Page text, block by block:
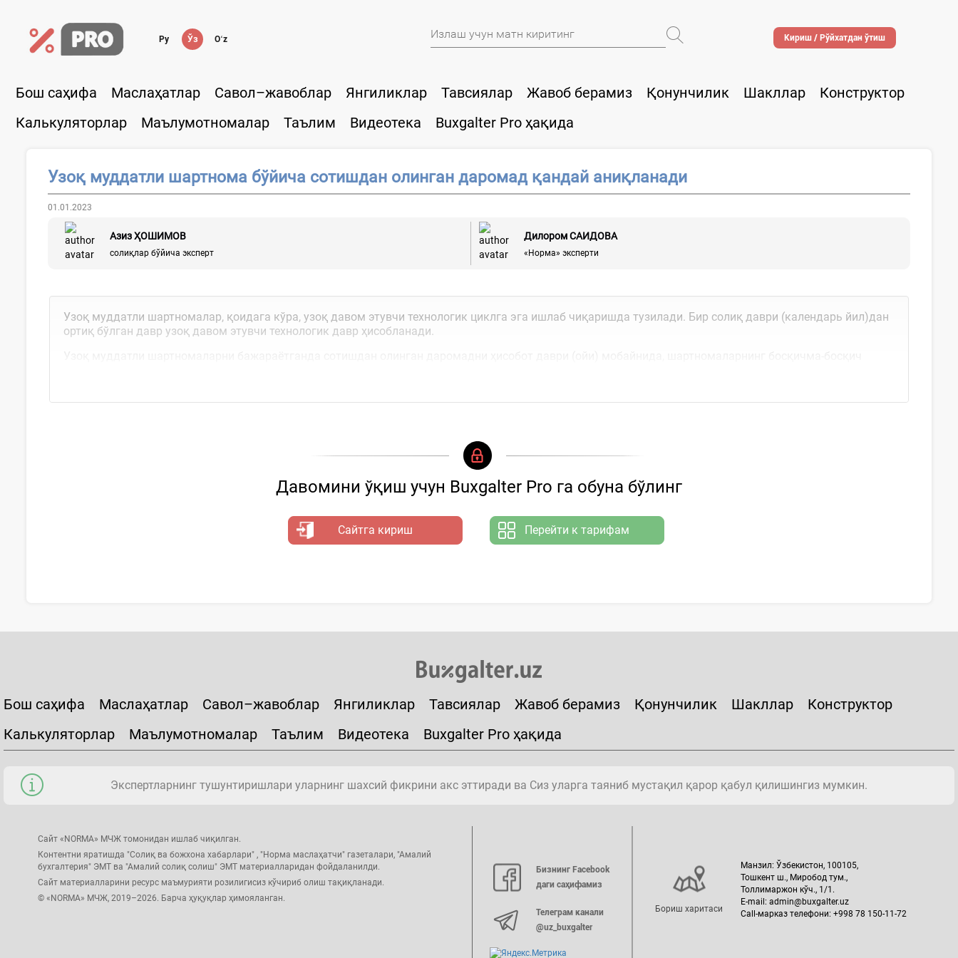
Ру Ўз Oʻz Кириш / Рўйхатдан ўтиш
Бош саҳифа Маслаҳатлар Савол–жавоблар Янгиликлар Тавсиялар Жавоб берамиз Қонунчилик Шакллар
Конструктор
Калькуляторлар
Маълумотномалар Таълим Видеотека Buxgalter Pro ҳақида
Узоқ муддатли шартнома бўйича сотишдан олинган даромад қандай аниқланади
01.01.2023
Азиз ҲОШИМОВ
солиқлар бўйича эксперт
Дилором САИДОВА
«Норма» эксперти
Узоқ муддатли шартномалар, қоидага кўра, узоқ давом этувчи технологик циклга эга ишлаб чиқаришда тузилади. Бир солиқ даври (календарь йил)дан
ортиқ бўлган давр узоқ давом этувчи технологик давр ҳисобланади.
Давомини ўқиш учун Buxgalter Pro га обуна бўлинг
Сайтга кириш Перейти к тарифам
Бош саҳифа Маслаҳатлар Савол–жавоблар Янгиликлар Тавсиялар Жавоб берамиз Қонунчилик Шакллар
Конструктор
Калькуляторлар
Маълумотномалар Таълим Видеотека Buxgalter Pro ҳақида
Экспертларнинг тушунтиришлари уларнинг шахсий фикрини акс эттиради ва Сиз уларга таяниб мустақил қарор қабул қилишингиз мумкин.
Сайт «NORMA» МЧЖ томонидан ишлаб чиқилган.
Контентни яратишда "Солиқ ва божхона хабарлари" , "Норма маслаҳатчи" газеталари, "Амалий
бухгалтерия" ЭМТ ва "Амалий солиқ солиш" ЭМТ материалларидан фойдаланилди.
Сайт материалларини ресурс маъмурияти розилигисиз кўчириб олиш тақиқланади.
© «NORMA» МЧЖ, 2019–2026. Барча ҳуқуқлар ҳимояланган.
Бизнинг Facebook
даги саҳифамиз
Телеграм канали
@uz_buxgalter
Бориш харитаси
Манзил: Ўзбекистон, 100105,
Тошкент ш., Миробод тум.,
Толлимаржон кўч., 1/1.
E-mail: admin@buxgalter.uz
Call-марказ телефони: +998 78 150-11-72